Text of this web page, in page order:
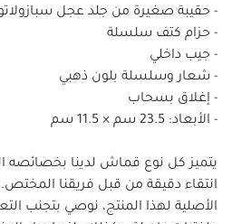
- حقيبة صغيرة من جلد عجل
- حزام كتف سلسلة
- جيب داخلي
- شعار وسلسلة بلون ذهبي
- إغلاق بسحاب
- الأبعاد: 23.5 سم × 11.5 سم
يتميز كل نوع قماش لدينا بخصائصه
انتقاء دقيقة من قبل فريقنا
الأصلية لهذا المنتج، نوصي بتجنب